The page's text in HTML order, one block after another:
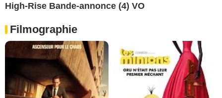
High-Rise Bande-annonce (4) VO
Filmographie